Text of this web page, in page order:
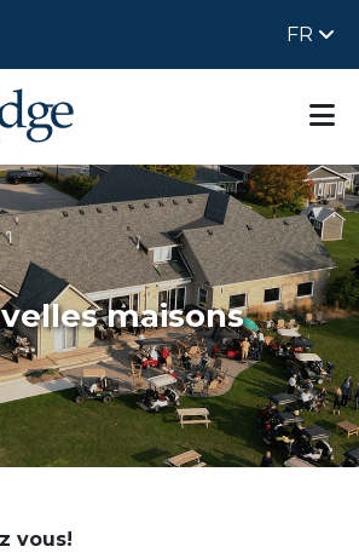
FR
maisons
vous!